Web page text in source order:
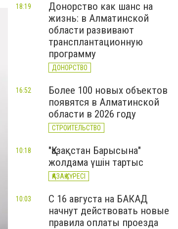
Донорство как шанс на
жизнь: в Алматинской
области развивают
трансплантационную
программу
ДОНОРСТВО
18:19
Более 100 новых объектов
появятся в Алматинской
области в 2026 году
СТРОИТЕЛЬСТВО
16:52
"Қазақстан Барысына"
жолдама үшін тартыс
ҚАЗАҚ КҮРЕСІ
10:18
С 16 августа на БАКАД
начнут действовать новые
правила оплаты проезда
10:03